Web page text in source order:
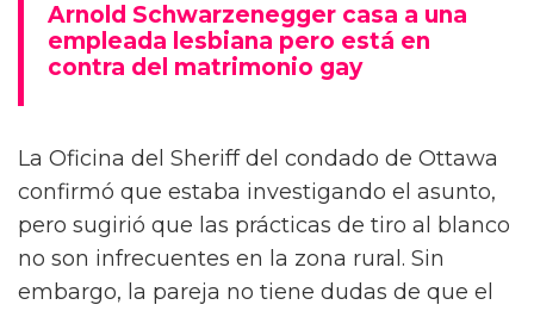
Arnold Schwarzenegger casa a una
empleada lesbiana pero está en
contra del matrimonio gay
La Oficina del Sheriff del condado de Ottawa
confirmó que estaba investigando el asunto,
pero sugirió que las prácticas de tiro al blanco
no son infrecuentes en la zona rural. Sin
embargo, la pareja no tiene dudas de que el